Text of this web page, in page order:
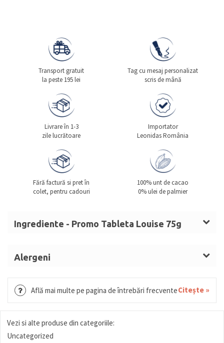
Transport gratuit
la peste 195 lei
Tag cu mesaj personalizat
scris de mână
Livrare în 1-3
zile lucrătoare
Importator
Leonidas România
Fără factură si pret în
colet, pentru cadouri
100% unt de cacao
0% ulei de palmier
Ingrediente - Promo Tableta Louise 75g
integral, masa de cacao, cacao degresată,
ciocolată cu lapte (solide de cacao: minim 33%,
solide dinLAPTE: minim 18%).
nuci de macadamia, nuci pecan, caju), gluten
(orz), soia.
Alergeni
Află mai multe pe pagina de întrebări frecventeCitește »
Vezi si alte produse din categoriile:
Uncategorized